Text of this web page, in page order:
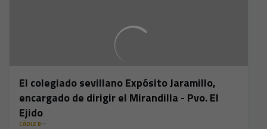
El colegiado sevillano Expósito Jaramillo,
encargado de dirigir el Mirandilla - Pvo. El
Ejido
CÁDIZ B